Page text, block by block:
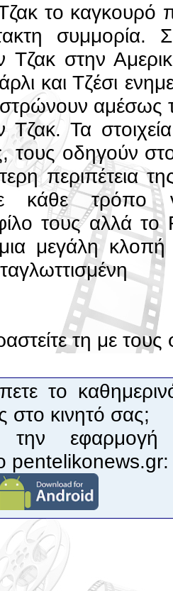
το καγκουρό
συμμορία.
Τζακ στην
και Τζέσι
αμέσως
Τα
τους οδηγούν
περιπέτεια
κάθε τρόπο
τους αλλά το
μεγάλη κλοπή
τη με
το
στο κινητό σας;
την
pentelikonews.gr: